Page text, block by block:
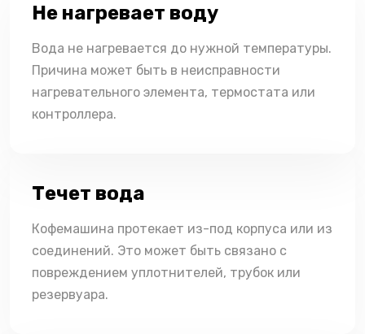
Не нагревает воду
Вода не нагревается до нужной температуры.
Причина может быть в неисправности
нагревательного элемента, термостата или
контроллера.
Течет вода
Кофемашина протекает из-под корпуса или из
соединений. Это может быть связано с
повреждением уплотнителей, трубок или
резервуара.